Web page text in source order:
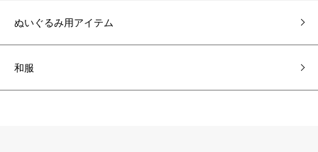
ぬいぐるみ用アイテム
和服